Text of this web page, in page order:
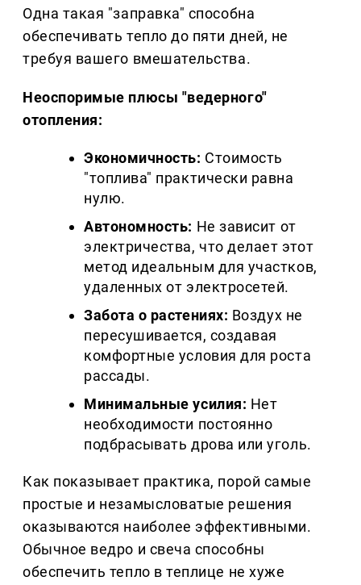
Одна такая "заправка" способна
обеспечивать тепло до пяти дней, не
требуя вашего вмешательства.
Неоспоримые плюсы "ведерного"
отопления:
Экономичность: Стоимость
"топлива" практически равна
нулю.
Автономность: Не зависит от
электричества, что делает этот
метод идеальным для участков,
удаленных от электросетей.
Забота о растениях: Воздух не
пересушивается, создавая
комфортные условия для роста
рассады.
Минимальные усилия: Нет
необходимости постоянно
подбрасывать дрова или уголь.
Как показывает практика, порой самые
простые и незамысловатые решения
оказываются наиболее эффективными.
Обычное ведро и свеча способны
обеспечить тепло в теплице не хуже